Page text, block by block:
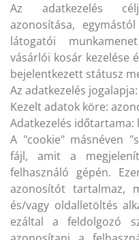
Az adatkezelés
azonosítása,
látogatói
vásárlói kosár kezelése
bejelentkezett státusz
Az adatkezelés
Kezelt adatok köre:
Adatkezelés
A "cookie" másnéven
fájl, amit a
felhasználó gépén.
azonosítót tartalmaz,
és/vagy oldalletöltés
ezáltal a feldolgozó